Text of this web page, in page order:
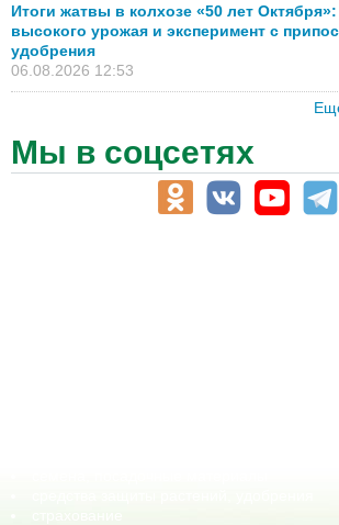
Итоги жатвы в колхозе «50 лет
высокого урожая и эксперимент с
удобрения
06.08.2026 12:53
Мы в соцсетях